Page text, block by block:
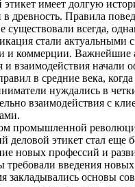
этикет имеет долгую
в древность. Правила
существовали всегда,
стали актуальными
и коммерции. Важнейшие
и взаимодействия начали
в средние века,
нуждались в
взаимодействия с
промышленной
деловой этикет стал еще
новых профессий и
требовали введения
закладывались основы